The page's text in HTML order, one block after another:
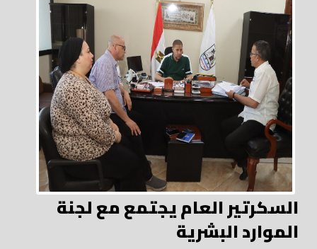
السكرتير العام يجتمع مع لجنة
الموارد البشرية